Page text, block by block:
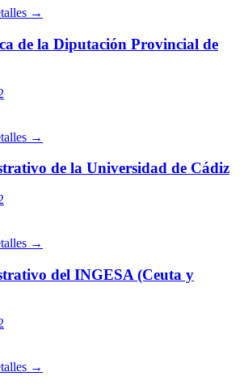
→
de la Diputación Provincial de
→
de la Universidad de Cádiz
→
del INGESA (Ceuta y
→